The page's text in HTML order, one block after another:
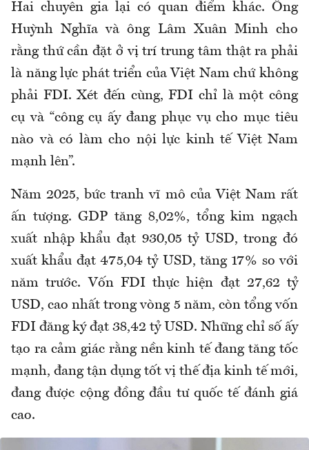
Hai chuyên gia lại có quan điểm khác. Ông
Huỳnh Nghĩa và ông Lâm Xuân Minh cho
rằngthứ cần đặt ở vị trí trung tâm thật ra phải
là năng lực phát triển của Việt Namchứ không
phải FDI.Xét đến cùng, FDI chỉ là một công
cụvà “công cụ ấy đang phục vụ cho mục tiêu
nào và có làm cho nội lực kinh tế Việt Nam
mạnh lên”.
Năm 2025, bức tranh vĩ mô của Việt Nam rất
ấn tượng. GDP tăng 8,02%, tổng kim ngạch
xuất nhập khẩu đạt 930,05 tỷ USD, trong đó
xuất khẩu đạt 475,04 tỷ USD, tăng 17% so với
năm trước. Vốn FDI thực hiện đạt 27,62 tỷ
USD, cao nhất trong vòng 5 năm, còn tổng vốn
FDI đăng ký đạt 38,42 tỷ USD. Những chỉ số ấy
tạo ra cảm giác rằng nền kinh tế đang tăng tốc
mạnh, đang tận dụng tốt vị thế địa kinh tế mới,
đang được cộng đồng đầu tư quốc tế đánh giá
cao.